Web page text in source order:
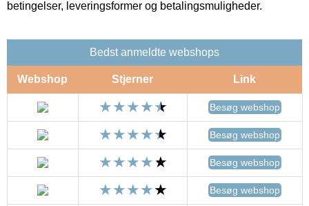
betingelser, leveringsformer og betalingsmuligheder.
Bedst anmeldte webshops
Webshop Stjerner Link
Besøg webshop
Besøg webshop
Besøg webshop
Besøg webshop